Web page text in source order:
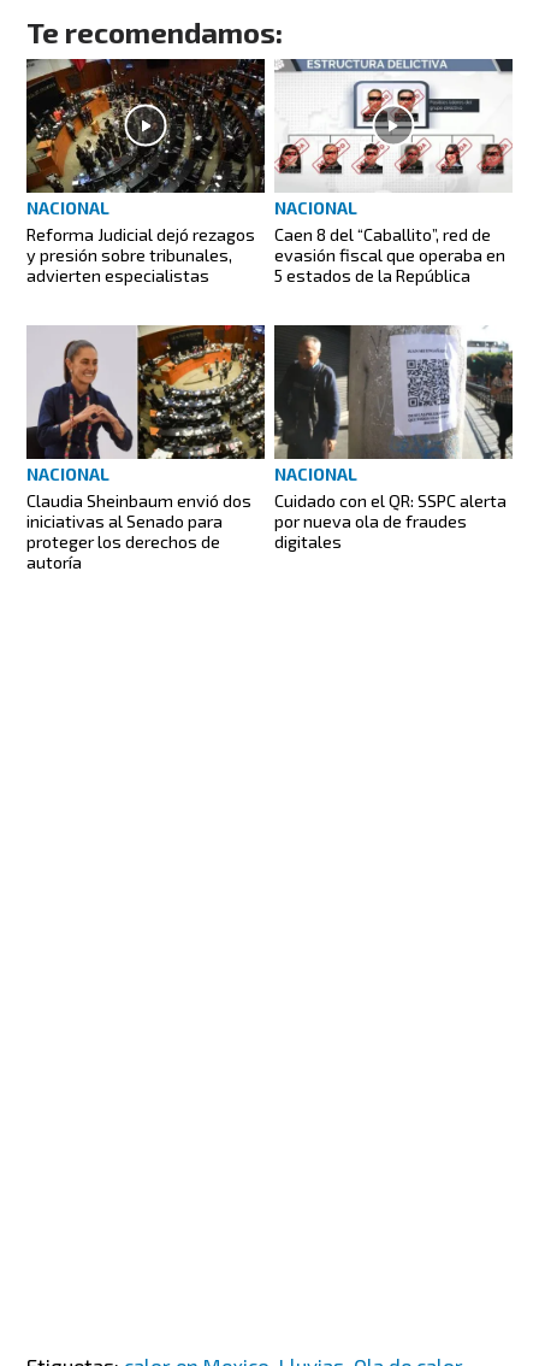
Te recomendamos:
NACIONAL
Reforma Judicial dejó rezagos
y presión sobre tribunales,
advierten especialistas
NACIONAL
Caen 8 del “Caballito”, red de
evasión fiscal que operaba en
5 estados de la República
NACIONAL
Claudia Sheinbaum envió dos
iniciativas al Senado para
proteger los derechos de
autoría
NACIONAL
Cuidado con el QR: SSPC alerta
por nueva ola de fraudes
digitales